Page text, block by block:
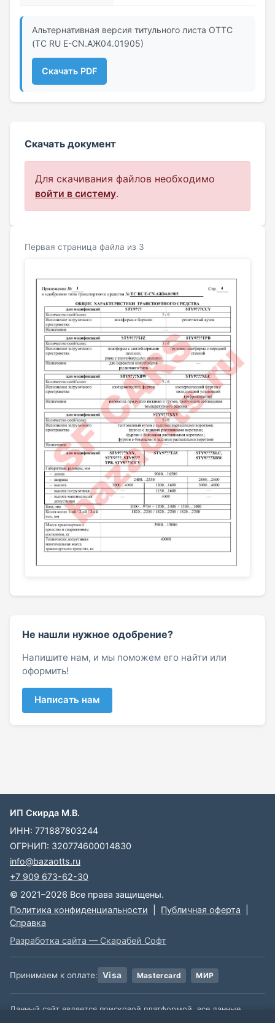
Альтернативная версия титульного листа ОТТС
(ТС RU Е-CN.АЖ04.01905)
Скачать PDF
Скачать документ
Для скачивания файлов необходимо
войти в систему.
Первая страница файла из 3
Не нашли нужное одобрение?
Напишите нам, и мы поможем его найти или
оформить!
Написать нам
ИП Скирда М.В.
ИНН: 771887803244
ОГРНИП: 320774600014830
info@bazaotts.ru
+7 909 673-62-30
© 2021–2026 Все права защищены.
Политика конфиденциальности
Публичная оферта
Справка
Разработка сайта — Скарабей Софт
Принимаем к оплате: Visa Mastercard МИР
Данный сайт является поисковой платформой, все данные,